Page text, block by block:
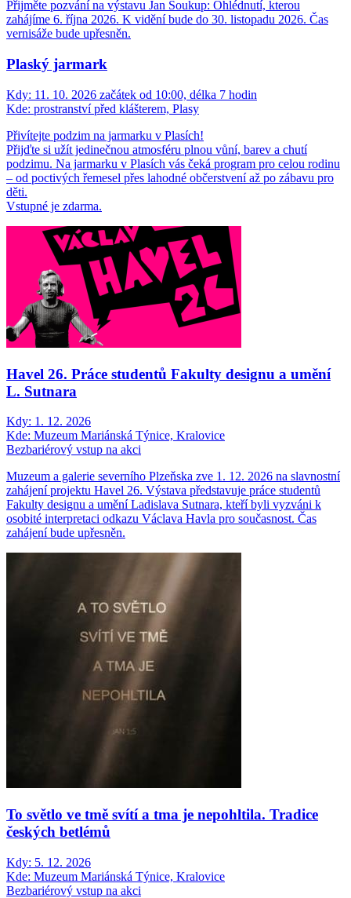
Přijměte pozvání na výstavu Jan Soukup: Ohlédnutí, kterou
zahájíme 6. října 2026. K vidění bude do 30. listopadu 2026. Čas
vernisáže bude upřesněn.
Plaský jarmark
Kdy: 11. 10. 2026 začátek od 10:00, délka 7 hodin
Kde: prostranství před klášterem, Plasy
Přivítejte podzim na jarmarku v Plasích!
Přijďte si užít jedinečnou atmosféru plnou vůní, barev a chutí
podzimu. Na jarmarku v Plasích vás čeká program pro celou rodinu
– od poctivých řemesel přes lahodné občerstvení až po zábavu pro
děti.
Vstupné je zdarma.
Havel 26. Práce studentů Fakulty designu a umění
L. Sutnara
Kdy: 1. 12. 2026
Kde: Muzeum Mariánská Týnice, Kralovice
Bezbariérový vstup na akci
Muzeum a galerie severního Plzeňska zve 1. 12. 2026 na slavnostní
zahájení projektu Havel 26. Výstava představuje práce studentů
Fakulty designu a umění Ladislava Sutnara, kteří byli vyzváni k
osobité interpretaci odkazu Václava Havla pro současnost. Čas
zahájení bude upřesněn.
To světlo ve tmě svítí a tma je nepohltila. Tradice
českých betlémů
Kdy: 5. 12. 2026
Kde: Muzeum Mariánská Týnice, Kralovice
Bezbariérový vstup na akci